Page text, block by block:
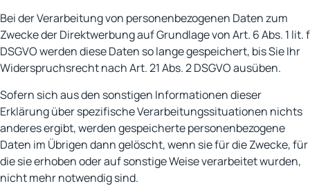
Bei der Verarbeitung von personenbezogenen Daten zum
Zwecke der Direktwerbung auf Grundlage von Art. 6 Abs. 1 lit. f
DSGVO werden diese Daten so lange gespeichert, bis Sie Ihr
Widerspruchsrecht nach Art. 21 Abs. 2 DSGVO ausüben.
Sofern sich aus den sonstigen Informationen dieser
Erklärung über spezifische Verarbeitungssituationen nichts
anderes ergibt, werden gespeicherte personenbezogene
Daten im Übrigen dann gelöscht, wenn sie für die Zwecke, für
die sie erhoben oder auf sonstige Weise verarbeitet wurden,
nicht mehr notwendig sind.